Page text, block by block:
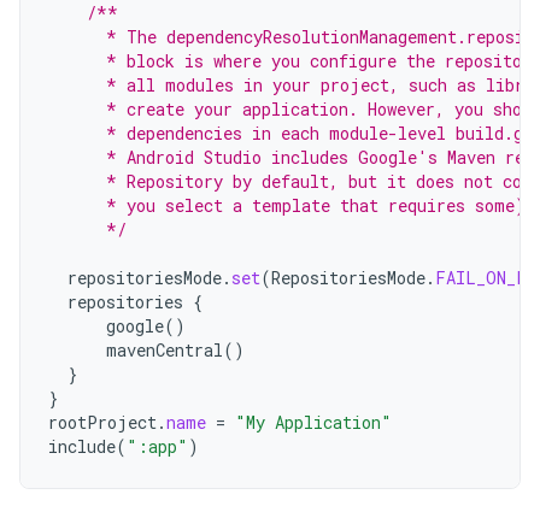
/**
* The
* block is where you configure the
* all modules in your project, such as
* create your application. However, you
* dependencies in each module-level
* Android Studio includes Google's Maven
* Repository by default, but it does not
      * you select a template that requires some).
      */
repositoriesMode. set(RepositoriesMode.
repositories {
google()
mavenCentral()
}
}
rootProject.name = "My Application"
include( ":app" )